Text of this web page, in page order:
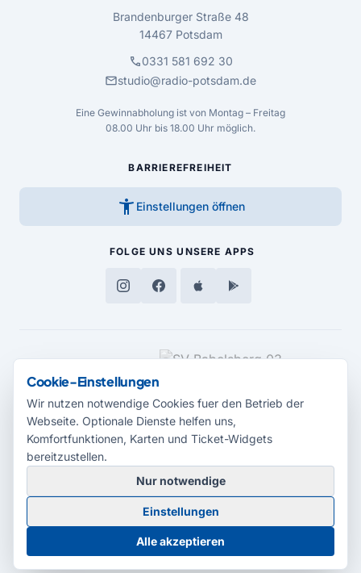
Brandenburger Straße 48
14467 Potsdam
call0331 581 692 30
mailstudio@radio-potsdam.de
Eine Gewinnabholung ist von Montag – Freitag
08.00 Uhr bis 18.00 Uhr möglich.
BARRIEREFREIHEIT
accessibility_new Einstellungen öffnen
FOLGE UNS UNSERE APPS
MEDIENPARTNER
© 2026 Radio Potsdam. Webseite entwickelt durch dieMedienagentur
Babelsberg
BarrierefreiheitserklärungAGBDatenschutzImpressum
Cookie-Einstellungen
Cookie-Einstellungen
Wir nutzen notwendige Cookies fuer den Betrieb der
Webseite. Optionale Dienste helfen uns,
Komfortfunktionen, Karten und Ticket-Widgets
bereitzustellen.
Nur notwendige
Einstellungen
Alle akzeptieren